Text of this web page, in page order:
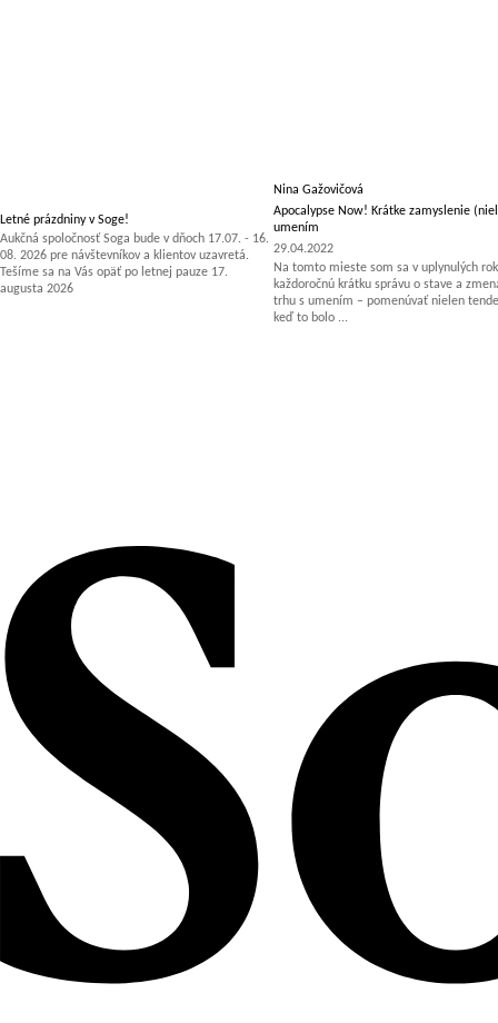
Letné prázdniny v Soge!
Aukčná spoločnosť Soga bude v dňoch 17.07. - 16.
08. 2026 pre návštevníkov a klientov uzavretá.
Tešíme sa na Vás opäť po letnej pauze 17.
augusta 2026
Nina Gažovičová
Apocalypse Now! Krátke zamyslenie
umením
29.04.2022
Na tomto mieste som sa v uplynulých
každoročnú krátku správu o stave a
trhu s umením – pomenúvať nielen
keď to bolo ...